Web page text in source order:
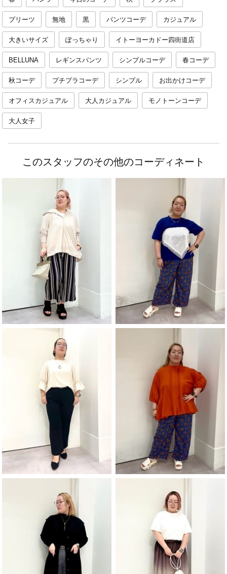
プリーツ 無地 黒 パンツコーデ カジュアル
大きいサイズ ぽっちゃり イトーヨーカドー四街道店
BELLUNA レギンスパンツ シンプルコーデ 春コーデ
秋コーデ プチプラコーデ シンプル お出かけコーデ
オフィスカジュアル 大人カジュアル モノトーンコーデ
大人女子
このスタッフのその他のコーディネート